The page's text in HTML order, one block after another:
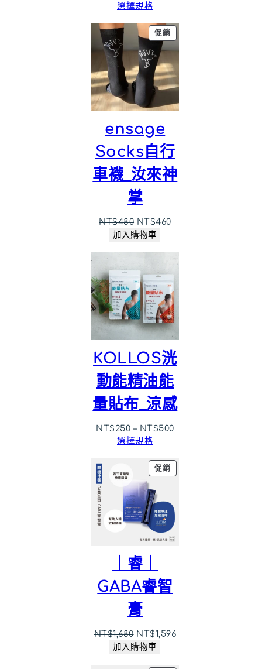
選擇規格
促銷特
價
品
ensage
Socks自行
車襪_汝來神
掌
NT$480 原
始
NT$480。
NT$460目
格：
加入購物車
KOLLOS洸
動能精油能
量貼布_涼感
NT$250 – NT$500
選擇規格
促銷特
價
｜睿｜
GABA睿智
膏
NT$1,680 原
始
NT$1,596目
加入購物車